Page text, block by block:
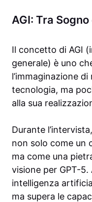
AGI: Tra Sogno
Il concetto di AGI
generale) è uno
l’immaginazione
tecnologia, ma
alla sua
Durante
non solo come un
ma come una
visione per GPT-
intelligenza
ma supera le